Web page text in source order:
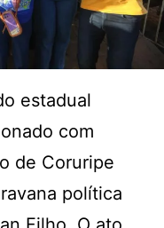
estadual
com
de Coruripe
política